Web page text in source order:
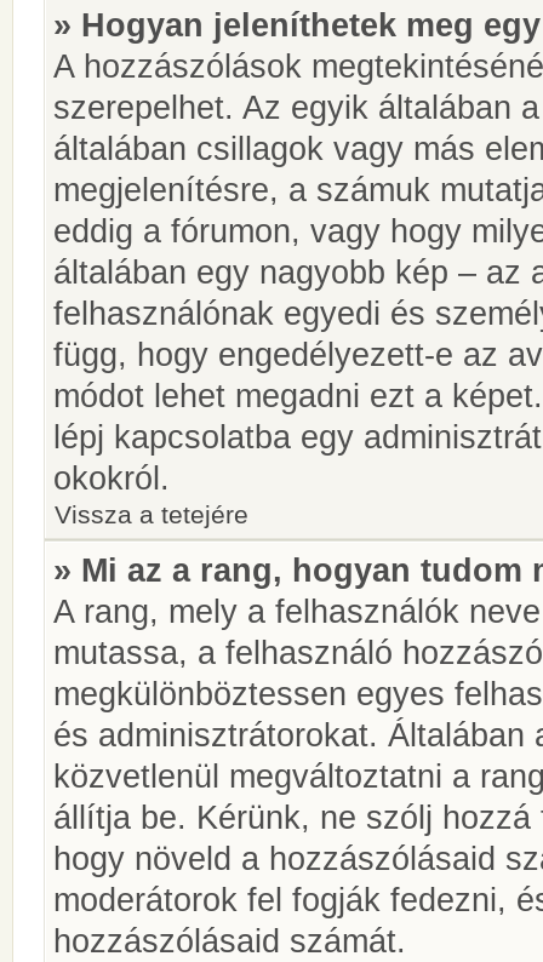
» Hogyan jeleníthetek meg
A hozzászólások
szerepelhet. Az egyik általában
általában csillagok vagy más
megjelenítésre, a számuk
eddig a fórumon, vagy hogy
általában egy nagyobb kép – az
felhasználónak egyedi és
függ, hogy engedélyezett-e az
módot lehet megadni ezt a
lépj kapcsolatba egy
okokról.
Vissza a tetejére
» Mi az a rang, hogyan tudom
A rang, mely a felhasználók
mutassa, a felhasználó
megkülönböztessen egyes
és adminisztrátorokat. Általában
közvetlenül megváltoztatni a
állítja be. Kérünk, ne szólj
hogy növeld a hozzászólásaid
moderátorok fel fogják fedezni,
hozzászólásaid számát.